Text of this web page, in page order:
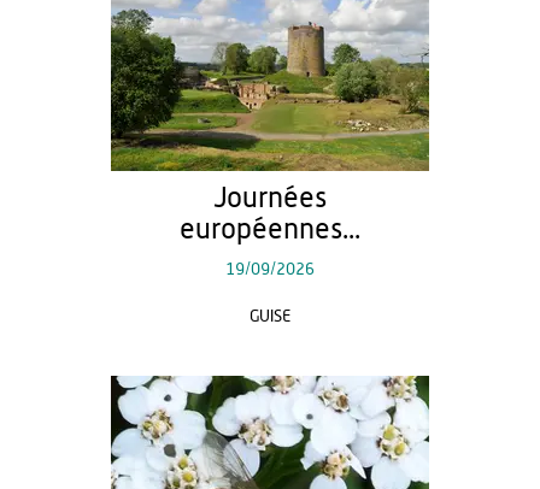
Journées
européennes...
19/09/2026
GUISE